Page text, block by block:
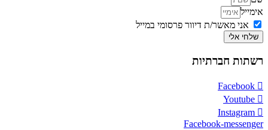
אימייל
אני מאשר/ת דיוור פרסומי במייל
שלחי אלי
רשתות חברתיות
Facebook
Youtube
Instagram
Facebook-messenger